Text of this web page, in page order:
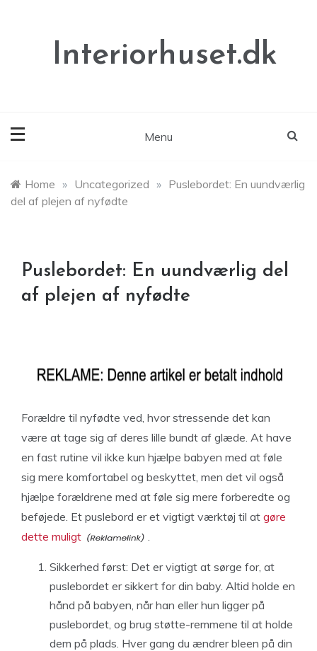
Interiorhuset.dk
Menu
Home » Uncategorized » Puslebordet: En uundværlig
del af plejen af nyfødte
Puslebordet: En uundværlig del
af plejen af nyfødte
Forældre til nyfødte ved, hvor stressende det kan
være at tage sig af deres lille bundt af glæde. At have
en fast rutine vil ikke kun hjælpe babyen med at føle
sig mere komfortabel og beskyttet, men det vil også
hjælpe forældrene med at føle sig mere forberedte og
beføjede. Et puslebord er et vigtigt værktøj til at gøre
dette muligt
.
Sikkerhed først: Det er vigtigt at sørge for, at
puslebordet er sikkert for din baby. Altid holde en
hånd på babyen, når han eller hun ligger på
puslebordet, og brug støtte-remmene til at holde
dem på plads. Hver gang du ændrer bleen på din